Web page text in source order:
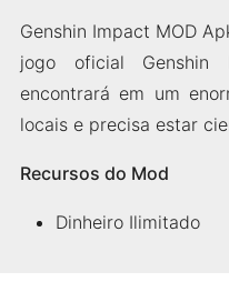
Genshin Impact MOD
jogo oficial
encontrará em um
locais e precisa estar
Recursos do Mod
Dinheiro Ilimitado